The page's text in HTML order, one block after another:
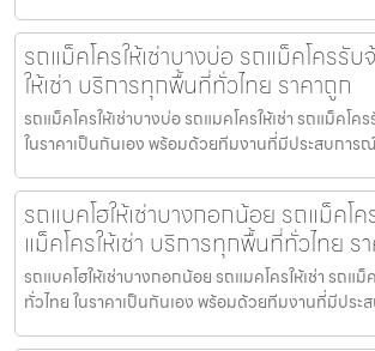
รถแม็คโครให้เช่าบางบ่อ รถแม็คโครรับ
ให้เช่า บริการทุกพื้นที่ทั่วไทย ราคาถูก
รถแม็คโครให้เช่าบางบ่อ รถแมคโครให้เช่า รถแม็คโค
ในราคาเป็นกันเอง พร้อมด้วยทีมงานที่มีประสบการ
รถแบคโฮให้เช่าบางกอกน้อย รถแม็คโ
แม็คโครให้เช่า บริการทุกพื้นที่ทั่วไทย ร
รถแบคโฮให้เช่าบางกอกน้อย รถแมคโครให้เช่า รถแม็
ทั่วไทย ในราคาเป็นกันเอง พร้อมด้วยทีมงานที่มีประ